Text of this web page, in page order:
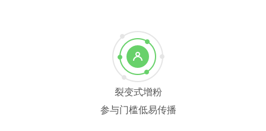
裂变式增粉
参与门槛低易传播